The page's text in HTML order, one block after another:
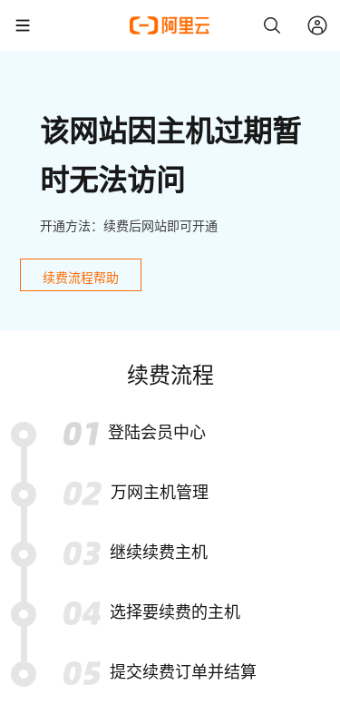
该网站因主机过期暂
时无法访问
开通方法：续费后网站即可开通
续费流程帮助
续费流程
登陆会员中心
万网主机管理
继续续费主机
选择要续费的主机
提交续费订单并结算